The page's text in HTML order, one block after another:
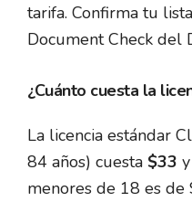
tarifa. Confirma tu
Document Check del
¿Cuánto cuesta la
La licencia estándar
84 años) cuesta $33
menores de 18 es de